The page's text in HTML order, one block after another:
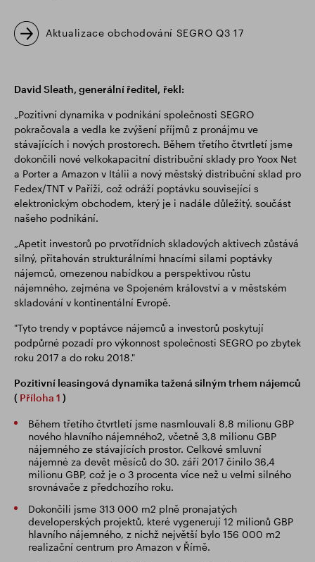
Aktualizace obchodování SEGRO Q3 17
David Sleath, generální ředitel, řekl:
„Pozitivní dynamika v podnikání společnosti SEGRO
pokračovala a vedla ke zvýšení příjmů z pronájmu ve
stávajících i nových prostorech. Během třetího čtvrtletí jsme
dokončili nové velkokapacitní distribuční sklady pro Yoox Net
a Porter a Amazon v Itálii a nový městský distribuční sklad pro
Fedex/TNT v Paříži, což odráží poptávku související s
elektronickým obchodem, který je i nadále důležitý. součást
našeho podnikání.
„Apetit investorů po prvotřídních skladových aktivech zůstává
silný, přitahován strukturálními hnacími silami poptávky
nájemců, omezenou nabídkou a perspektivou růstu
nájemného, zejména ve Spojeném království a v městském
skladování v kontinentální Evropě.
"Tyto trendy v poptávce nájemců a investorů poskytují
podpůrné pozadí pro výkonnost společnosti SEGRO po zbytek
roku 2017 a do roku 2018."
Pozitivní leasingová dynamika tažená silným trhem nájemců
( Příloha 1 )
Během třetího čtvrtletí jsme nasmlouvali 8,8 milionu GBP
nového hlavního nájemného2, včetně 3,8 milionu GBP
nájemného ze stávajících prostor. Celkové smluvní
nájemné za devět měsíců do 30. září 2017 činilo 36,4
milionu GBP, což je o 3 procenta více než u velmi silného
srovnávače z předchozího roku.
Dokončili jsme 313 000 m2 plně pronajatých
developerských projektů, které vygenerují 12 milionů GBP
hlavního nájemného, z nichž největší bylo 156 000 m2
realizační centrum pro Amazon v Římě.